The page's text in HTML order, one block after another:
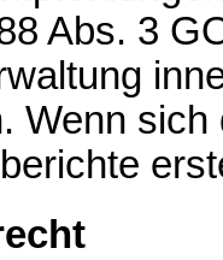
Abs. 3
Wenn